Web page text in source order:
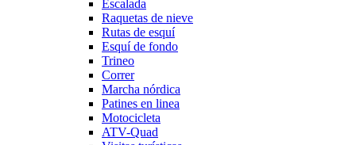
Escalada
Raquetas de nieve
Rutas de esquí
Esquí de fondo
Trineo
Correr
Marcha nórdica
Patines en linea
Motocicleta
ATV-Quad